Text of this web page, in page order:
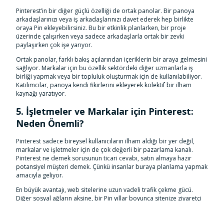
Pinterest’in bir diğer güçlü özelliği de ortak panolar. Bir panoya
arkadaşlarınızı veya iş arkadaşlarınızı davet ederek hep birlikte
oraya Pin ekleyebilirsiniz. Bu bir etkinlik planlarken, bir proje
üzerinde çalışırken veya sadece arkadaşlarla ortak bir zevki
paylaşırken çok işe yarıyor.
Ortak panolar, farklı bakış açılarından içeriklerin bir araya gelmesini
sağlıyor. Markalar için bu özellik sektördeki diğer uzmanlarla iş
birliği yapmak veya bir topluluk oluşturmak için de kullanılabiliyor.
Katılımcılar, panoya kendi fikirlerini ekleyerek kolektif bir ilham
kaynağı yaratıyor.
5. İşletmeler ve Markalar için Pinterest:
Neden Önemli?
Pinterest sadece bireysel kullanıcıların ilham aldığı bir yer değil,
markalar ve işletmeler için de çok değerli bir pazarlama kanalı.
Pinterest ne demek sorusunun ticari cevabı, satın almaya hazır
potansiyel müşteri demek. Çünkü insanlar buraya planlama yapmak
amacıyla geliyor.
En büyük avantajı, web sitelerine uzun vadeli trafik çekme gücü.
Diğer sosyal ağların aksine, bir Pin yıllar boyunca sitenize ziyaretçi